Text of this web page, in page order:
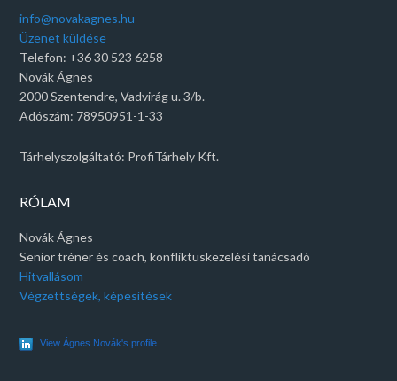
info@novakagnes.hu
Üzenet küldése
Telefon: +36 30 523 6258
Novák Ágnes
2000 Szentendre, Vadvirág u. 3/b.
Adószám: 78950951-1-33
Tárhelyszolgáltató: ProfiTárhely Kft.
RÓLAM
Novák Ágnes
Senior tréner és coach, konfliktuskezelési tanácsadó
Hitvallásom
Végzettségek, képesítések
View Ágnes Novák's profile